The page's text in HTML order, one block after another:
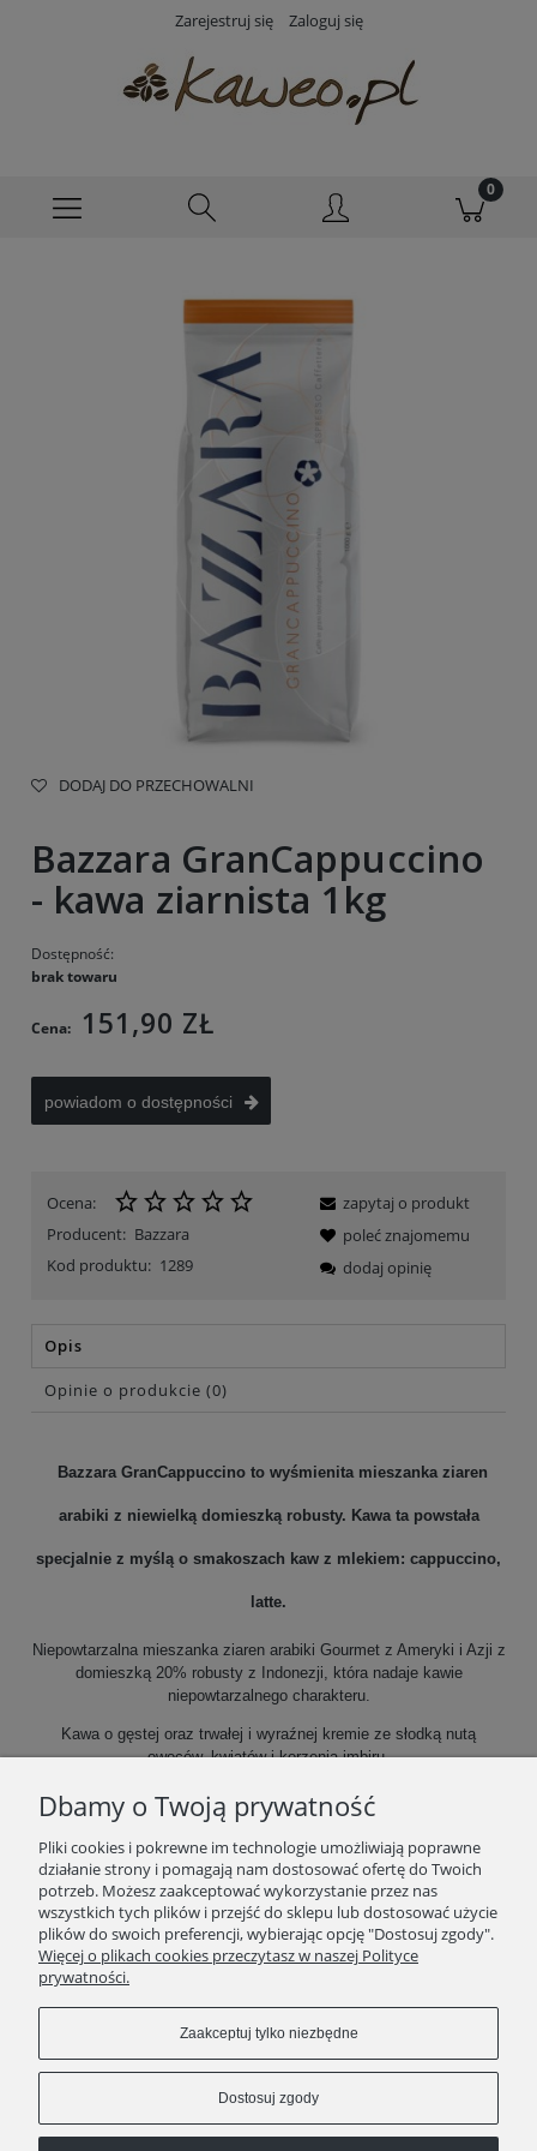
Zarejestruj się Zaloguj się
DODAJ DO PRZECHOWALNI
Bazzara GranCappuccino
- kawa ziarnista 1kg
Dostępność:
brak towaru
Cena: 151,90 ZŁ
powiadom o dostępności
Ocena:
Producent: Bazzara
Kod produktu: 1289
zapytaj o produkt
poleć znajomemu
dodaj opinię
Opis
Opinie o produkcie (0)
Bazzara GranCappuccino to wyśmienita mieszanka ziaren
arabiki z niewielką domieszką robusty. Kawa ta powstała
specjalnie z myślą o smakoszach kaw z mlekiem: cappuccino,
latte.
Niepowtarzalna mieszanka ziaren arabiki Gourmet z Ameryki i Azji z
domieszką 20% robusty z Indonezji, która nadaje kawie
niepowtarzalnego charakteru.
Kawa o gęstej oraz trwałej i wyraźnej kremie ze słodką nutą
owoców, kwiatów i korzenia imbiru.
Stopień palenia: średni
SKLEP
ZAKUPY
INFORMACJE
Dbamy o Twoją prywatność
Pliki cookies i pokrewne im technologie umożliwiają poprawne
działanie strony i pomagają nam dostosować ofertę do Twoich
potrzeb. Możesz zaakceptować wykorzystanie przez nas
wszystkich tych plików i przejść do sklepu lub dostosować użycie
plików do swoich preferencji, wybierając opcję "Dostosuj zgody".
Więcej o plikach cookies przeczytasz w naszej Polityce
prywatności.
Zaakceptuj tylko niezbędne
Dostosuj zgody